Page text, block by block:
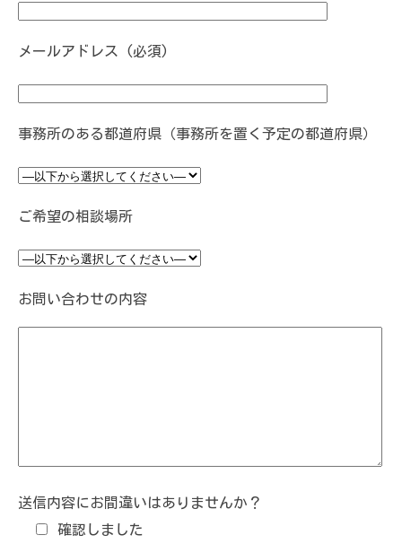
メールアドレス (必須)
事務所のある都道府県（事務所を置く予定の都道府県）
ご希望の相談場所
お問い合わせの内容
送信内容にお間違いはありませんか？
確認しました